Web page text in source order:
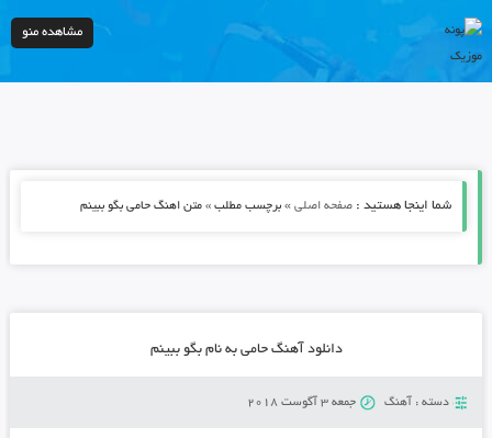
مشاهده منو
شما اینجا هستید : صفحه اصلی» برچسب مطلب » متن اهنگ حامی بگو ببینم
دانلود آهنگ حامی به نام بگو ببینم
دسته : آهنگ جمعه 3 آگوست 2018